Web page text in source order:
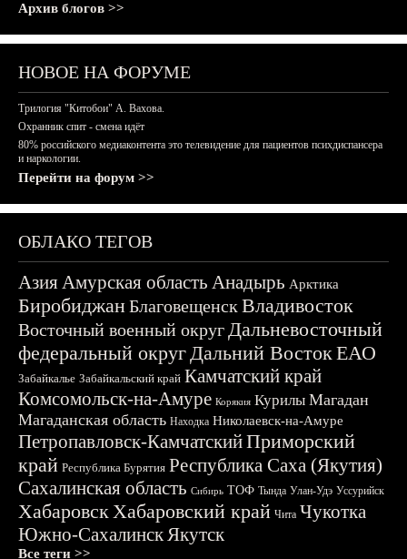
Архив блогов >>
НОВОЕ НА ФОРУМЕ
Трилогия "Китобои" А. Вахова.
Охранник спит - смена идёт
80% российского медиаконтента это телевидение для пациентов психдиспансера
и наркологии.
Перейти на форум >>
ОБЛАКО ТЕГОВ
АзияАмурская область Анадырь Арктика
БиробиджанБлаговещенскВладивосток
Восточный военный округДальневосточный
федеральный округДальний ВостокЕАО
Забайкалье Забайкальский край Камчатский край
Комсомольск-на-Амуре Корякия Курилы Магадан
Магаданская область Находка Николаевск-на-Амуре
Петропавловск-КамчатскийПриморский
край Республика Бурятия Республика Саха (Якутия)
Сахалинская область Сибирь ТОФ Тында Улан-Удэ Уссурийск
ХабаровскХабаровский край Чита Чукотка
Южно-СахалинскЯкутск
Все теги >>